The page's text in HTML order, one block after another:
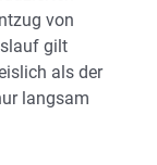
von
gilt
als der
langsam